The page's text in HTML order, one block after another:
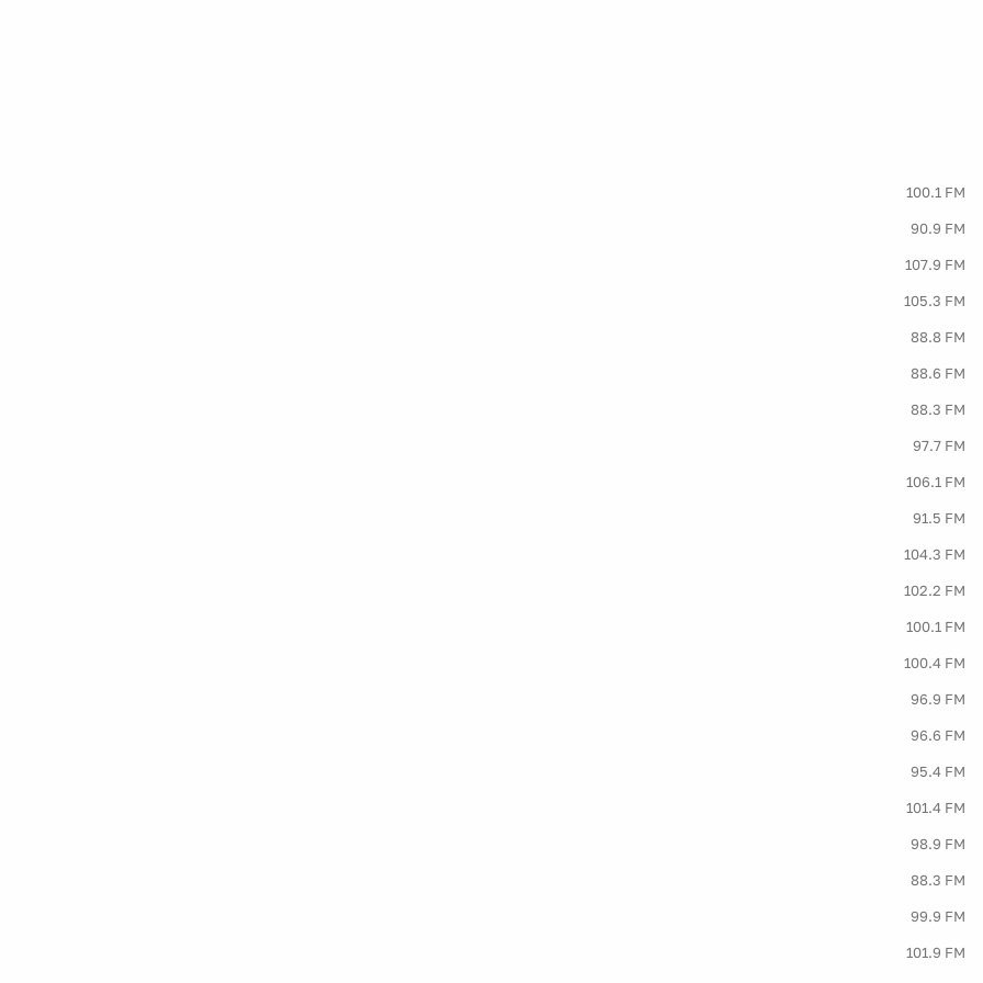
100.1 FM
90.9 FM
107.9 FM
105.3 FM
88.8 FM
88.6 FM
88.3 FM
97.7 FM
106.1 FM
91.5 FM
104.3 FM
102.2 FM
100.1 FM
100.4 FM
96.9 FM
96.6 FM
95.4 FM
101.4 FM
98.9 FM
88.3 FM
99.9 FM
101.9 FM